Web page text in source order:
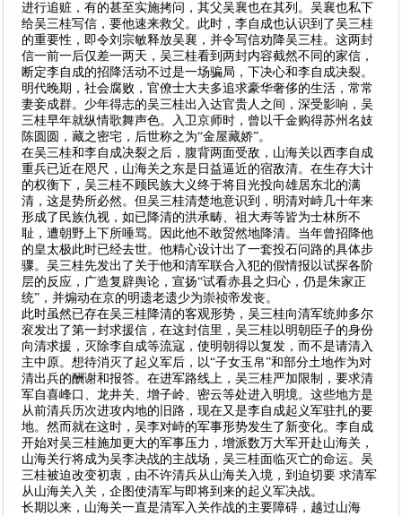
进行追赃，有的甚至实施拷问，其父吴襄也在其列。吴襄也私下
给吴三桂写信，要他速来救父。此时，李自成也认识到了吴三桂
的重要性，即令刘宗敏释放吴襄，并令写信劝降吴三桂。这两封
信一前一后仅差一两天，吴三桂看到两封内容截然不同的家信，
断定李自成的招降活动不过是一场骗局，下决心和李自成决裂。
明代晚期，社会腐败，官僚士大夫多追求豪华奢侈的生活，常常
妻妾成群。少年得志的吴三桂出入达官贵人之间，深受影响，吴
三桂早年就纵情歌舞声色。入卫京师时，曾以千金购得苏州名妓
陈圆圆，藏之密宅，后世称之为“金屋藏娇”。
在吴三桂和李自成决裂之后，腹背两面受敌，山海关以西李自成
重兵已近在咫尺，山海关之东是日益逼近的宿敌清。在生存大计
的权衡下，吴三桂不顾民族大义终于将目光投向雄居东北的满
清，这是势所必然。但吴三桂清楚地意识到，明清对峙几十年来
形成了民族仇视，如已降清的洪承畴、祖大寿等皆为士林所不
耻，遭朝野上下所唾骂。因此他不敢贸然地降清。当年曾招降他
的皇太极此时已经去世。他精心设计出了一套投石问路的具体步
骤。吴三桂先发出了关于他和清军联合入犯的假情报以试探各阶
层的反应，广造复辟舆论，宣扬“试看赤县之归心，仍是朱家正
统”，并煽动在京的明遗老遗少为崇祯帝发丧。
此时虽然已存在吴三桂降清的客观形势，吴三桂向清军统帅多尔
衮发出了第一封求援信，在这封信里，吴三桂以明朝臣子的身份
向清求援，灭除李自成等流寇，使明朝得以复发，而不是请清入
主中原。想待消灭了起义军后，以“子女玉帛”和部分土地作为对
清出兵的酬谢和报答。在进军路线上，吴三桂严加限制，要求清
军自喜峰口、龙井关、增子岭、密云等处进入明境。这些地方是
从前清兵历次进攻内地的旧路，现在又是李自成起义军驻扎的要
地。然而就在这时，吴李对峙的军事形势发生了新变化。李自成
开始对吴三桂施加更大的军事压力，增派数万大军开赴山海关，
山海关行将成为吴李决战的主战场，吴三桂面临灭亡的命运。吴
三桂被迫改变初衷，由不许清兵从山海关入境，到迫切要 求清军
从山海关入关，企图使清军与即将到来的起义军决战。
长期以来，山海关一直是清军入关作战的主要障碍，越过山海